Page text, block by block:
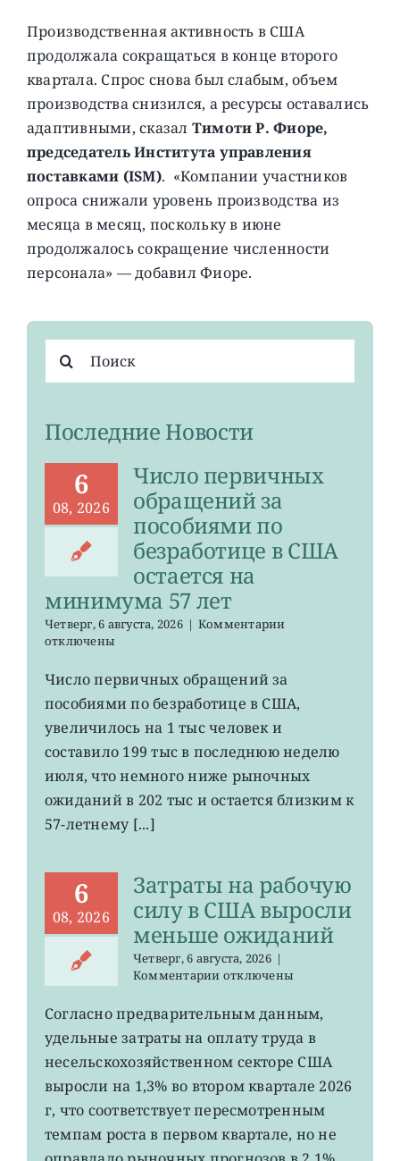
Производственная активность в США
продолжала сокращаться в конце второго
квартала. Спрос снова был слабым, объем
производства снизился, а ресурсы оставались
адаптивными, сказал Тимоти Р. Фиоре,
председатель Института управления
поставками (ISM). «Компании участников
опроса снижали уровень производства из
месяца в месяц, поскольку в июне
продолжалось сокращение численности
персонала» — добавил Фиоре.
поиска:
Последние Новости
6
08, 2026
Число первичных
обращений за
пособиями по
безработице в США
остается на
минимума 57 лет
Четверг, 6 августа, 2026 | Комментариик
первичных
за
безработице
в
остается
лет
отключены
Число первичных обращений за
пособиями по безработице в США,
увеличилось на 1 тыс человек и
составило 199 тыс в последнюю неделю
июля, что немного ниже рыночных
ожиданий в 202 тыс и остается близким к
57-летнему [...]
6
08, 2026
Затраты на рабочую
силу в США выросли
меньше ожиданий
Четверг, 6 августа, 2026 |
Комментариик
Затраты
рабочую
силу
США
выросли
ожиданий
отключены
Согласно предварительным данным,
удельные затраты на оплату труда в
несельскохозяйственном секторе США
выросли на 1,3% во втором квартале 2026
г, что соответствует пересмотренным
темпам роста в первом квартале, но не